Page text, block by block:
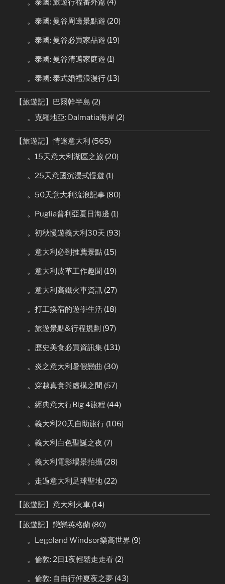
。泰國: 旅遊行程番外篇 (4)
。泰國: 曼谷周邊景點遊 (20)
。泰國: 曼谷必買家品遊 (19)
。泰國: 曼谷清邁家庭遊 (1)
。泰國: 泰式婚禮浪漫行 (13)
【旅遊記】巴爾幹半島 (2)
。克羅地亞: Dalmatia海岸 (2)
【旅遊記】情迷意大利 (565)
。15天意大利湖區之旅 (20)
。25天意國沉浸式慢遊 (1)
。50天意大利流浪記事 (80)
。Puglia普利亞夏日海邊 (1)
。初秋慢遊義大利30天 (93)
。意大利必到推薦景點 (15)
。意大利皮革工作趣聞 (19)
。意大利高鐵火車資訊 (27)
。打工換宿的遊學生活 (18)
。旅遊景點&行程規劃 (97)
。歷史美食必買資訊集 (131)
。炎之意大利暑假戀曲 (30)
。穿越真實與虛構之間 (57)
。經典意大行Big 4旅程 (44)
。義大利20天自助旅行 (106)
。義大利白色聖誕之夜 (7)
。義大利電影場景拍攝 (28)
。走過意大利足球聖地 (22)
【旅遊記】意大利火車 (14)
【旅遊記】戀戀英格蘭 (80)
。Legoland Windsor樂高世界 (9)
。倫敦: 2日1夜輕鬆走走看 (2)
。倫敦: 自由行仲夏夜之夢 (43)